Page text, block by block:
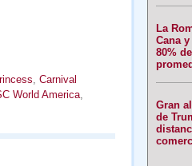
, Carnival
World America,
La
Cana
80%
Gran
de